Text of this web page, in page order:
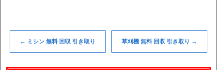
← ミシン 無料 回収 引き取り 草刈機 無料 回収 引き取り →